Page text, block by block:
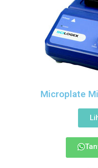
Microplate